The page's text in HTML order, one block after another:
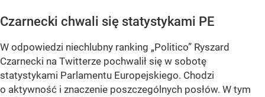
Czarnecki chwali się statystykami PE
W odpowiedzi niechlubny ranking „Politico” Ryszard
Czarnecki na Twitterze pochwalił się w sobotę
statystykami Parlamentu Europejskiego. Chodzi
o aktywność i znaczenie poszczególnych posłów. W tym